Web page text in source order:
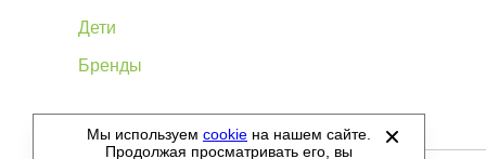
Дети
Бренды
©2012-2026 - Sellgroup.ru - все права защищены.
Мы используем cookie на нашем сайте.
Продолжая просматривать его, вы